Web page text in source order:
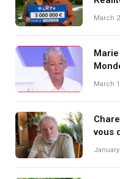
March
March
vous